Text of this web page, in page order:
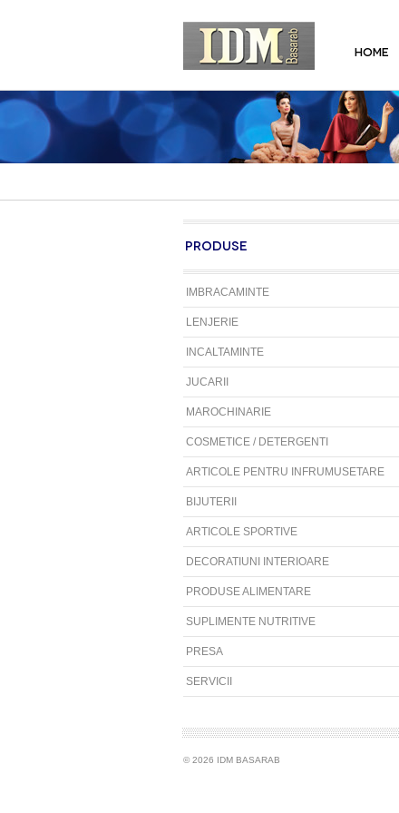
HOME
PRODUSE
IMBRACAMINTE
LENJERIE
INCALTAMINTE
JUCARII
MAROCHINARIE
COSMETICE / DETERGENTI
ARTICOLE PENTRU INFRUMUSETARE
BIJUTERII
ARTICOLE SPORTIVE
DECORATIUNI INTERIOARE
PRODUSE ALIMENTARE
SUPLIMENTE NUTRITIVE
PRESA
SERVICII
© 2026 IDM BASARAB